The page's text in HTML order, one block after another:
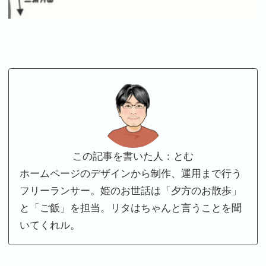
この記事を書いた人：とむ
ホームページのデザインから制作、運用まで行う
フリーランサー。姫のお世話は「夕方のお散歩」
と「ご飯」を担当。リタはちゃんと言うことを聞
いてくれル。